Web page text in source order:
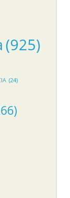
(925)
(24)